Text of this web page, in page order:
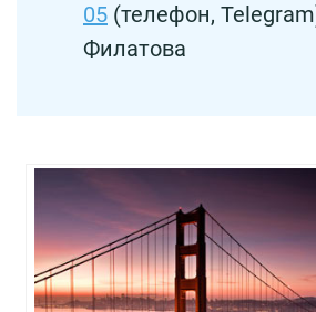
05 (телефон,
Филатова